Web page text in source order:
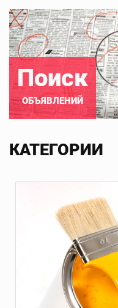
Поиск
ОБЪЯВЛЕНИЙ
КАТЕГОРИИ